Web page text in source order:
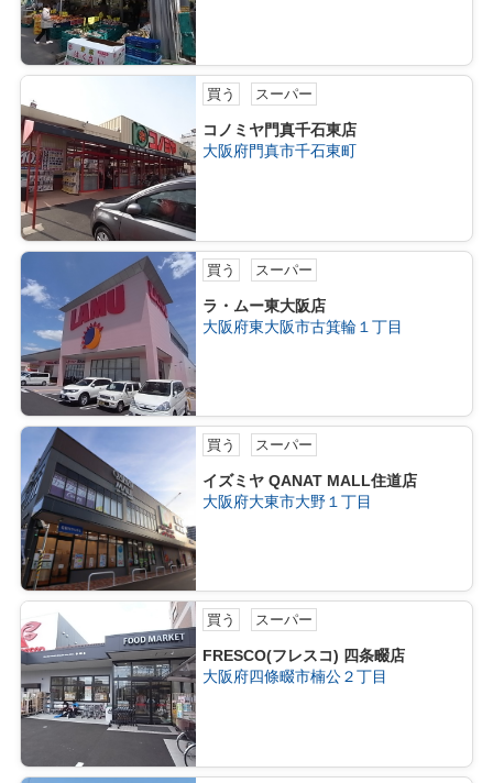
買う スーパー
コノミヤ門真千石東店
大阪府門真市千石東町
買う スーパー
ラ・ムー東大阪店
大阪府東大阪市古箕輪１丁目
買う スーパー
イズミヤ QANAT MALL住道店
大阪府大東市大野１丁目
買う スーパー
FRESCO(フレスコ) 四条畷店
大阪府四條畷市楠公２丁目